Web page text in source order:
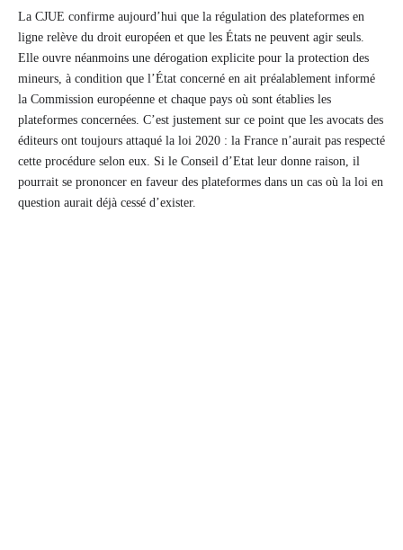
La CJUE confirme aujourd’hui que la régulation des plateformes en
ligne relève du droit européen et que les États ne peuvent agir seuls.
Elle ouvre néanmoins une dérogation explicite pour la protection des
mineurs, à condition que l’État concerné en ait préalablement informé
la Commission européenne et chaque pays où sont établies les
plateformes concernées. C’est justement sur ce point que les avocats des
éditeurs ont toujours attaqué la loi 2020 : la France n’aurait pas respecté
cette procédure selon eux. Si le Conseil d’Etat leur donne raison, il
pourrait se prononcer en faveur des plateformes dans un cas où la loi en
question aurait déjà cessé d’exister.